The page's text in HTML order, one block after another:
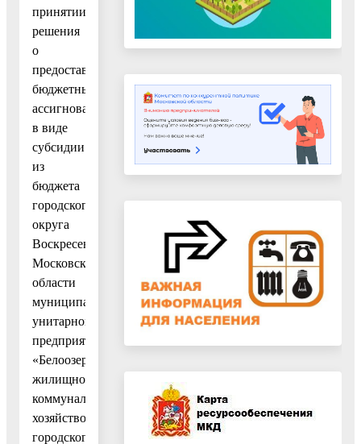
принятии
решения
о
предоставлении
бюджетных
ассигнований
в виде
субсидии
из
бюджета
городского
округа
Воскресенск
Московской
области
муниципальному
унитарному
предприятию
«Белоозерское
жилищно-
коммунальное
хозяйство»
городского